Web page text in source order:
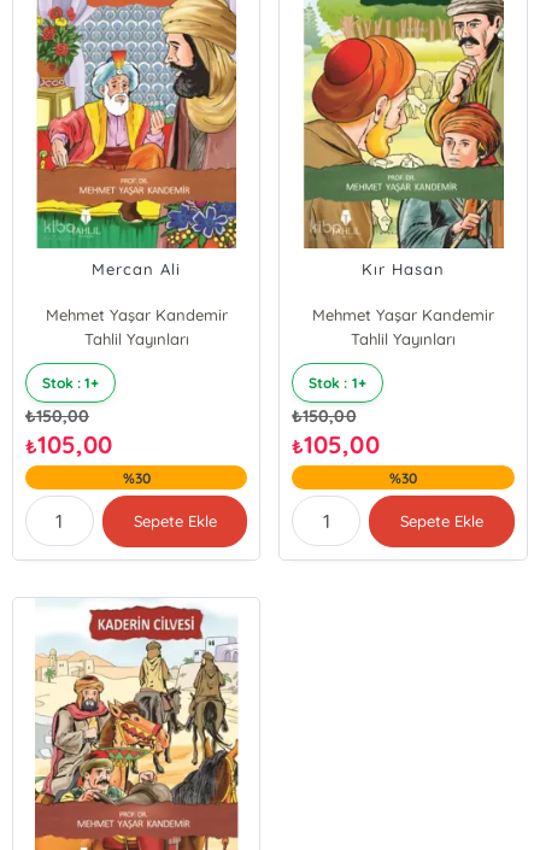
Mercan Ali
Mehmet Yaşar Kandemir
Tahlil Yayınları
Stok : 1+
₺150,00
₺105,00
%30
Sepete Ekle
Kır Hasan
Mehmet Yaşar Kandemir
Tahlil Yayınları
Stok : 1+
₺150,00
₺105,00
%30
Sepete Ekle